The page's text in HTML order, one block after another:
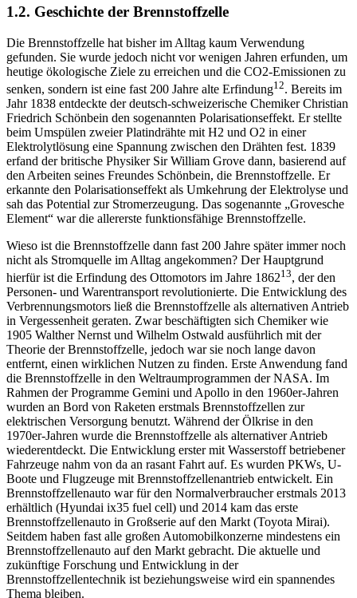
1.2. Geschichte der Brennstoffzelle
Die Brennstoffzelle hat bisher im Alltag kaum Verwendung
gefunden. Sie wurde jedoch nicht vor wenigen Jahren erfunden, um
heutige ökologische Ziele zu erreichen und die CO2-Emissionen zu
senken, sondern ist eine fast 200 Jahre alte Erfindung12. Bereits im
Jahr 1838 entdeckte der deutsch-schweizerische Chemiker Christian
Friedrich Schönbein den sogenannten Polarisationseffekt. Er stellte
beim Umspülen zweier Platindrähte mit H2 und O2 in einer
Elektrolytlösung eine Spannung zwischen den Drähten fest. 1839
erfand der britische Physiker Sir William Grove dann, basierend auf
den Arbeiten seines Freundes Schönbein, die Brennstoffzelle. Er
erkannte den Polarisationseffekt als Umkehrung der Elektrolyse und
sah das Potential zur Stromerzeugung. Das sogenannte „Grovesche
Element“ war die allererste funktionsfähige Brennstoffzelle.
Wieso ist die Brennstoffzelle dann fast 200 Jahre später immer noch
nicht als Stromquelle im Alltag angekommen? Der Hauptgrund
hierfür ist die Erfindung des Ottomotors im Jahre 186213, der den
Personen- und Warentransport revolutionierte. Die Entwicklung des
Verbrennungs­motors ließ die Brennstoffzelle als alternativen Antrieb
in Vergessenheit geraten. Zwar beschäftigten sich Chemiker wie
1905 Walther Nernst und Wilhelm Ostwald ausführlich mit der
Theorie der Brennstoffzelle, jedoch war sie noch lange davon
entfernt, einen wirklichen Nutzen zu finden. Erste Anwendung fand
die Brennstoffzelle in den Weltraumprogrammen der NASA. Im
Rahmen der Programme Gemini und Apollo in den 1960er-Jahren
wurden an Bord von Raketen erstmals Brennstoffzellen zur
elektrischen Versorgung benutzt. Während der Ölkrise in den
1970er-Jahren wurde die Brennstoffzelle als alternativer Antrieb
wiederentdeckt. Die Entwicklung erster mit Wasserstoff betriebener
Fahrzeuge nahm von da an rasant Fahrt auf. Es wurden PKWs, U-
Boote und Flugzeuge mit Brennstoffzellenantrieb entwickelt. Ein
Brennstoffzellenauto war für den Normalverbraucher erstmals 2013
erhältlich (Hyundai ix35 fuel cell) und 2014 kam das erste
Brennstoffzellenauto in Großserie auf den Markt (Toyota Mirai).
Seitdem haben fast alle großen Automobilkonzerne mindestens ein
Brennstoffzellenauto auf den Markt gebracht. Die aktuelle und
zukünftige Forschung und Entwicklung in der
Brennstoffzellentechnik ist beziehungsweise wird ein spannendes
Thema bleiben.